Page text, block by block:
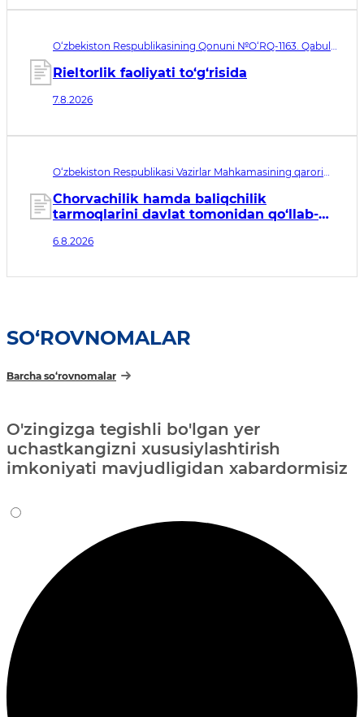
O‘zbekiston Respublikasining Qonuni №O‘RQ-1163. Qabul
Rieltorlik faoliyati to‘g‘risida
7.8.2026
O‘zbekiston Respublikasi Vazirlar Mahkamasining qarori
sanasi 07.08.2026
Chorvachilik hamda baliqchilik
tarmoqlarini davlat tomonidan qo‘llab-
tadbirlari to‘g‘risida
6.8.2026
SO‘ROVNOMALAR
Barcha so‘rovnomalar
O'zingizga tegishli bo'lgan yer
uchastkangizni xususiylashtirish
imkoniyati mavjudligidan xabardormisiz